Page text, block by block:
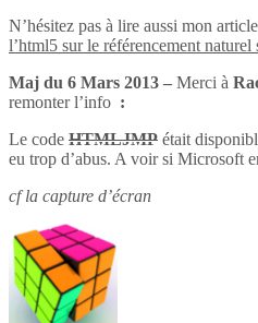
N’hésitez pas à lire aussi mon
l’html5 sur le référencement naturel
Maj du 6 Mars 2013 – Merci à
remonter l’info :
Le code HTMLJMP était
eu trop d’abus. A voir si Microsoft
cf la capture d’écran